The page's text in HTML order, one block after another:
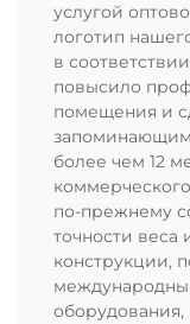
услугой
логотип
в
повысило
помещения и
более чем 12
по-прежнему
точности веса
конструкции,